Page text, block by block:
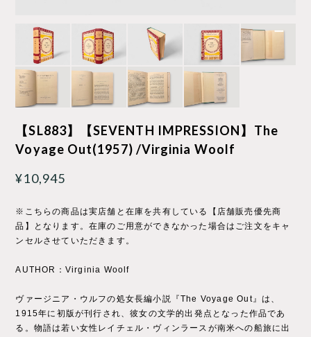
【SL883】【SEVENTH IMPRESSION】The
Voyage Out(1957) /Virginia Woolf
¥10,945
※こちらの商品は実店舗と在庫を共有している【店舗販売優先商
品】となります。在庫のご用意ができなかった場合はご注文をキャ
ンセルさせていただきます。
AUTHOR：Virginia Woolf
ヴァージニア・ウルフの処女長編小説『The Voyage Out』は、
1915年に初版が刊行され、彼女の文学的出発点となった作品であ
る。物語は若い女性レイチェル・ヴィンラースが南米への船旅に出